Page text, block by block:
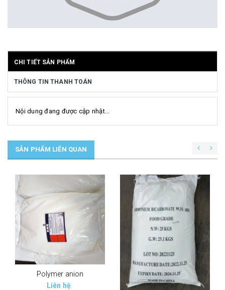
CHI TIẾT SẢN PHẨM
THÔNG TIN THANH TOÁN
Nội dung đang được cập nhật...
SẢN PHẨM LIÊN QUAN
Polymer anion
Liên hệ